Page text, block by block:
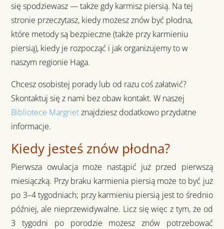
się spodziewasz — także gdy karmisz piersią. Na tej
stronie przeczytasz, kiedy możesz znów być płodna,
które metody są bezpieczne (także przy karmieniu
piersią), kiedy je rozpocząć i jak organizujemy to w
naszym regionie Haga.
Chcesz osobistej porady lub od razu coś załatwić?
Skontaktuj się z nami bez obaw kontakt. W naszej
Bibliotece Margrietznajdziesz dodatkowo przydatne
informacje.
Kiedy jesteś znów płodna?
Pierwsza owulacjamoże nastąpić już przed pierwszą
miesiączką. Przybraku karmienia piersiąmoże to być już
po 3–4 tygodniach; przykarmieniu piersią jest to średnio
później, ale nieprzewidywalne. Licz się więc z tym, że od
3 tygodni po porodzie możesz znów potrzebować